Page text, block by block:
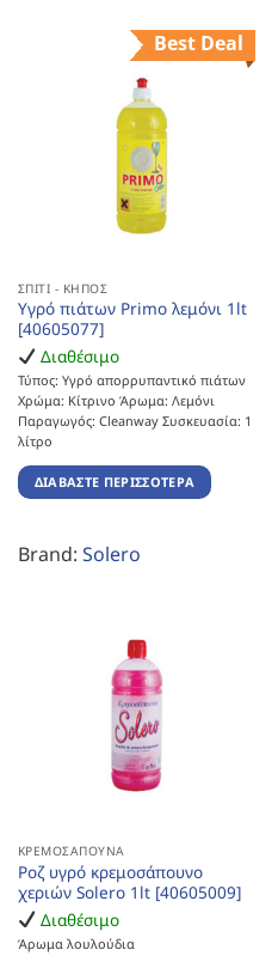
Best Deal
ΣΠΊΤΙ - ΚΉΠΟΣ
Υγρό πιάτων Primo λεμόνι 1lt
[40605077]
Διαθέσιμο
Τύπος: Υγρό απορρυπαντικό πιάτων
Χρώμα: Κίτρινο Άρωμα: Λεμόνι
Παραγωγός: Cleanway Συσκευασία: 1
λίτρο
ΔΙΑΒΆΣΤΕ ΠΕΡΙΣΣΌΤΕΡΑ
Brand: Solero
ΚΡΕΜΟΣΆΠΟΥΝΑ
Ροζ υγρό κρεμοσάπουνο
χεριών Solero 1lt [40605009]
Διαθέσιμο
Άρωμα λουλούδια